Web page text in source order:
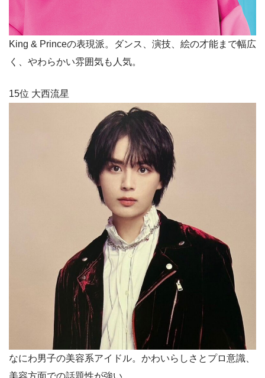
King & Princeの表現派。ダンス、演技、絵の才能まで幅広
く、やわらかい雰囲気も人気。
15位 大西流星
なにわ男子の美容系アイドル。かわいらしさとプロ意識、
美容方面での話題性が強い。